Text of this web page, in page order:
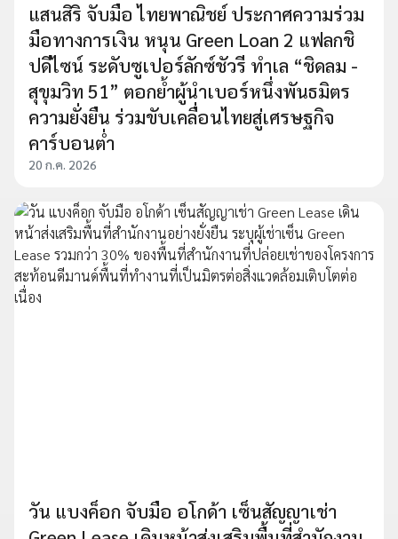
แสนสิริ จับมือ ไทยพาณิชย์ ประกาศความร่วม
มือทางการเงิน หนุน Green Loan 2 แฟลกชิ
ปดีไซน์ ระดับซูเปอร์ลักซ์ชัวรี ทำเล “ชิดลม -
สุขุมวิท 51” ตอกย้ำผู้นำเบอร์หนึ่งพันธมิตร
ความยั่งยืน ร่วมขับเคลื่อนไทยสู่เศรษฐกิจ
คาร์บอนต่ำ
20 ก.ค. 2026
วัน แบงค็อก จับมือ อโกด้า เซ็นสัญญาเช่า